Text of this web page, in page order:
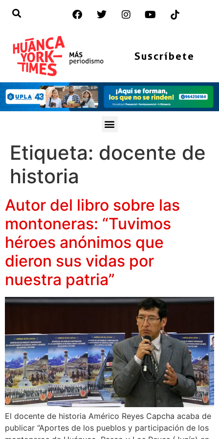
Suscríbete
Etiqueta: docente de
historia
Autor del libro sobre las
montoneras: “Tuvimos
héroes anónimos que
dieron sus vidas por
nuestra patria”
El docente de historia Américo Reyes Capcha acaba de
publicar “Aportes de los pueblos y participación de los